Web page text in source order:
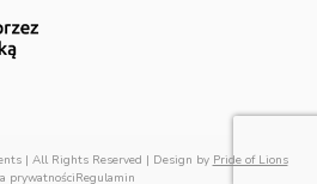
prywatnościRegulamin
| All Rights Reserved | Design by Pride of Lions